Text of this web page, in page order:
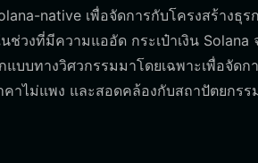
native เพื่อจัดการกับโครงสร้างธุร
วงที่มีความแออัด กระเป๋าเงิน Solana
บบทางวิศวกรรมมาโดยเฉพาะเพื่อจัดก
าไม่แพง และสอดคล้องกับสถาปัตยกรร